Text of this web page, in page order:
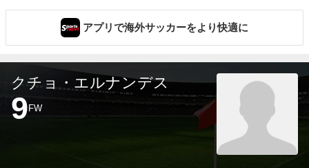
アプリで海外サッカーをより快適に
クチョ・エルナンデス
9 FW